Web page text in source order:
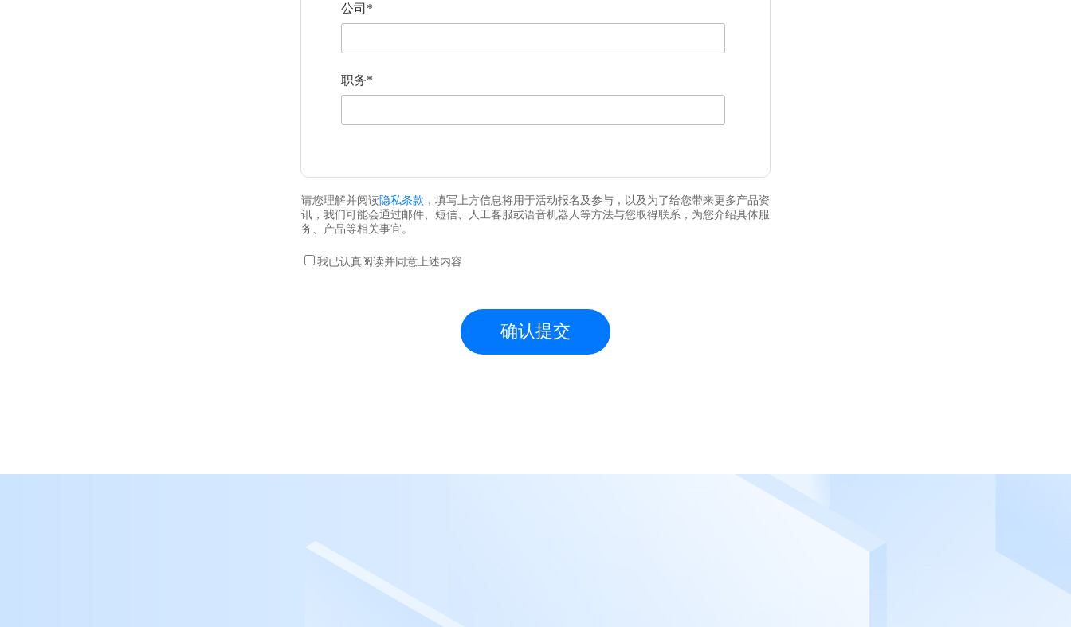
公司*
职务*
请您理解并阅读隐私条款 ，填写上方信息将用于活动报名及参与，以及为了给您带来更多产品资
讯，我们可能会通过邮件、短信、人工客服或语音机器人等方法与您取得联系，为您介绍具体服
务、产品等相关事宜。
我已认真阅读并同意上述内容